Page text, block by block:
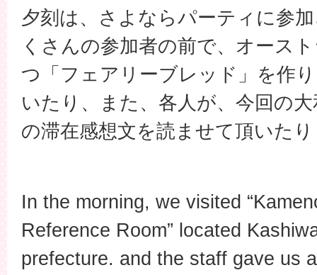
夕刻は、さよならパーティに参
くさんの参加者の前で、オース
つ「フェアリーブレッド」を作
いたり、また、各人が、今回の
の滞在感想文を読ませて頂いた
In the morning, we visited
Reference Room” located
prefecture. and the staff gave us